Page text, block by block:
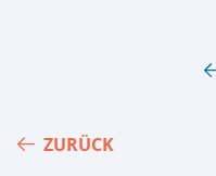
ZURÜCK